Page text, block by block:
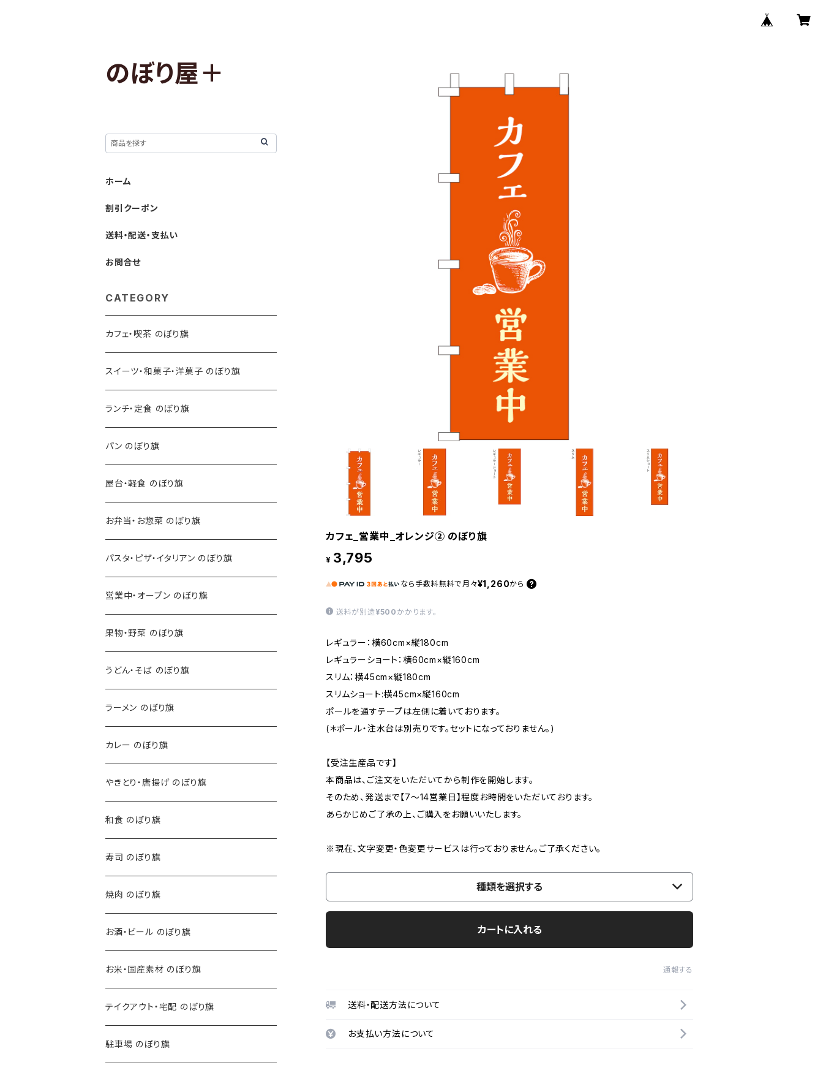
カフェ_営業中_オレンジ② のぼり旗
¥ 3,795
なら 手数料無料で 月々¥1,260から
送料が別途 ¥500 かかります。
レギュラー：横60cm×縦180cm
レギュラーショート：横60cm×縦160cm
スリム：横45cm×縦180cm
スリムショート:横45cm×縦160cm
ポールを通すテープは左側に着いております。
(＊ポール・注水台は別売りです。セットになっておりません。)
【受注生産品です】
本商品は、ご注文をいただいてから制作を開始します。
そのため、発送まで【7〜14営業日】程度お時間をいただいております。
あらかじめご了承の上、ご購入をお願いいたします。
※現在、文字変更・色変更サービスは行っておりません。ご了承ください。
種類を選択する
カートに入れる
通報する
送料・配送方法について
お支払い方法について
のぼり屋＋
ホーム
割引クーポン
送料・配送・支払い
お問合せ
CATEGORY
カフェ・喫茶 のぼり旗
スイーツ・和菓子・洋菓子 のぼり旗
ランチ・定食 のぼり旗
パン のぼり旗
屋台・軽食 のぼり旗
お弁当・お惣菜 のぼり旗
パスタ・ピザ・イタリアン のぼり旗
営業中・オープン のぼり旗
果物・野菜 のぼり旗
うどん・そば のぼり旗
ラーメン のぼり旗
カレー のぼり旗
やきとり・唐揚げ のぼり旗
和食 のぼり旗
寿司 のぼり旗
焼肉 のぼり旗
お酒・ビール のぼり旗
お米・国産素材 のぼり旗
テイクアウト・宅配 のぼり旗
駐車場 のぼり旗